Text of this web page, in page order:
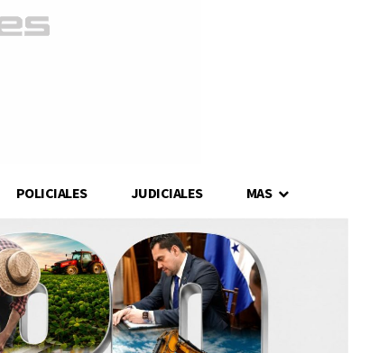
POLICIALES JUDICIALES MAS